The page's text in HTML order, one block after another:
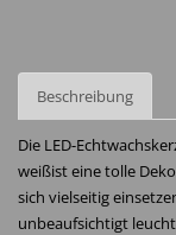
Beschreibung
Die LED-
weißist eine tolle
sich vielseitig
unbeaufsichtigt